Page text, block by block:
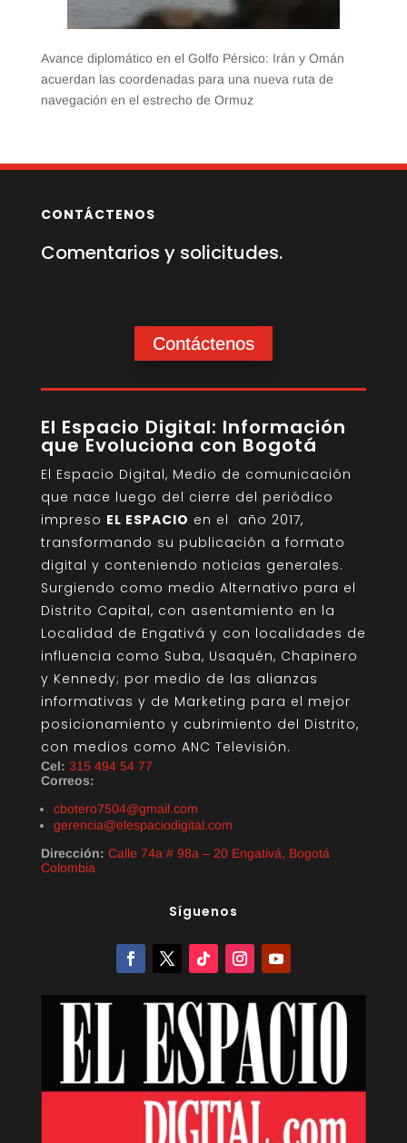
Avance diplomático en el Golfo Pérsico: Irán y Omán
acuerdan las coordenadas para una nueva ruta de
navegación en el estrecho de Ormuz
CONTÁCTENOS
Comentarios y solicitudes.
Contáctenos
El Espacio Digital: Información
que Evoluciona con Bogotá
El Espacio Digital, Medio de comunicación
que nace luego del cierre del periódico
impreso EL ESPACIO en el año 2017,
transformando su publicación a formato
digital y conteniendo noticias generales.
Surgiendo como medio Alternativo para el
Distrito Capital, con asentamiento en la
Localidad de Engativá y con localidades de
influencia como Suba, Usaquén, Chapinero
y Kennedy; por medio de las alianzas
informativas y de Marketing para el mejor
posicionamiento y cubrimiento del Distrito,
con medios como ANC Televisión.
Cel: 315 494 54 77
Correos:
cbotero7504@gmail.com
gerencia@elespaciodigital.com
Dirección: Calle 74a # 98a – 20 Engativá, Bogotá
Colombia
Síguenos